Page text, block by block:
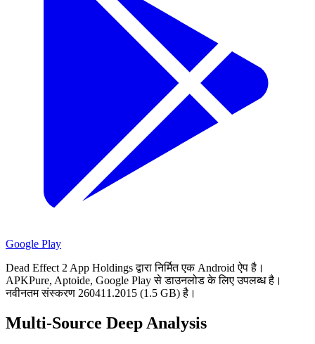
Google Play
Dead Effect 2 App Holdings द्वारा निर्मित एक Android ऐप है।
APKPure, Aptoide, Google Play से डाउनलोड के लिए उपलब्ध है।
नवीनतम संस्करण 260411.2015 (1.5 GB) है।
Multi-Source Deep Analysis